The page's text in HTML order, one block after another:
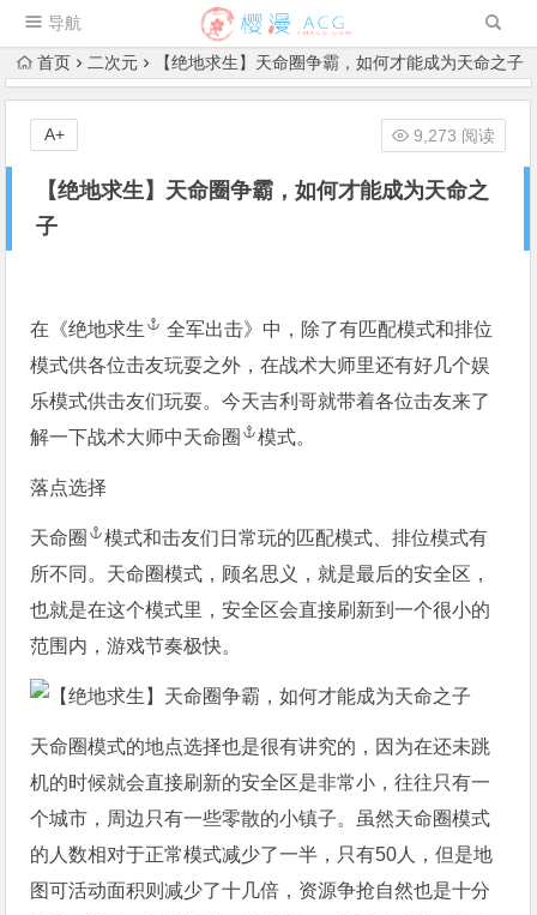
导航
首页 二次元 【绝地求生】天命圈争霸，如何才能成为天命之子
【绝地求生】天命圈争霸，如何才能成为天命之
子
9,273 阅读
A+
在《绝地求生
全军出击》中，除了有匹配模式和排位
模式供各位击友玩耍之外，在战术大师里还有好几个娱
乐模式供击友们玩耍。今天吉利哥就带着各位击友来了
解一下战术大师中天命圈 模式。
落点选择
天命圈
模式和击友们日常玩的匹配模式、排位模式有
所不同。天命圈模式，顾名思义，就是最后的安全区，
也就是在这个模式里，安全区会直接刷新到一个很小的
范围内，游戏节奏极快。
天命圈模式的地点选择也是很有讲究的，因为在还未跳
机的时候就会直接刷新的安全区是非常小，往往只有一
个城市，周边只有一些零散的小镇子。虽然天命圈模式
的人数相对于正常模式减少了一半，只有50人，但是地
图可活动面积则减少了十几倍，资源争抢自然也是十分